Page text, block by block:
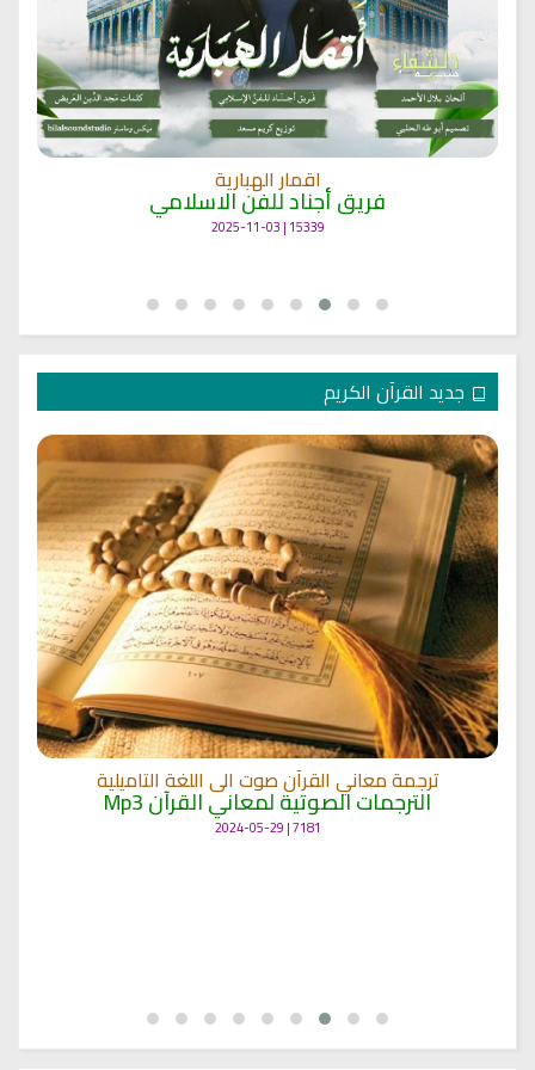
اقمار الهبارية
فريق أجناد للفن الاسلامي
15339 | 2025-11-03
جديد القرآن الكريم
ترجمة معاني القرآن صوت الى اللغة التاميلية
الترجمات الصوتية لمعاني القرآن Mp3
7181 | 2024-05-29